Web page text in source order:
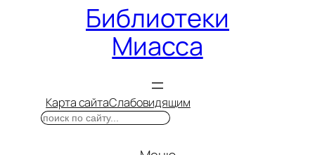
Библиотеки
Миасса
Карта сайтаСлабовидящим
Поиск